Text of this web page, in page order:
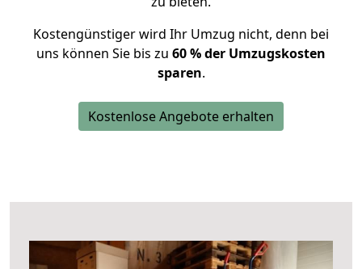
Kostengünstiger wird Ihr Umzug nicht, denn bei
uns können Sie bis zu 60 % der Umzugskosten
sparen.
Kostenlose Angebote erhalten